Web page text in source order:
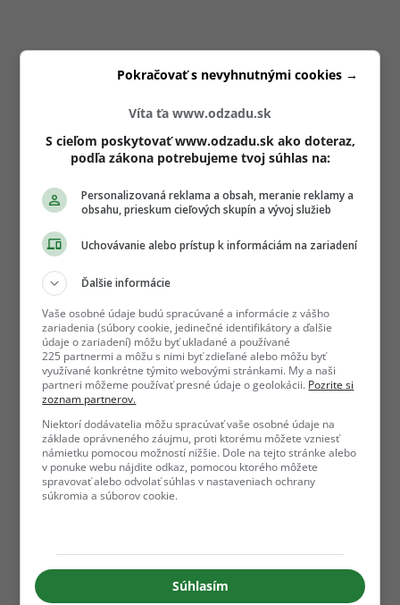
Víta ťa www.odzadu.sk
S cieľom poskytovať www.odzadu.sk ako doteraz,
podľa zákona potrebujeme tvoj súhlas na:
Personalizovaná reklama a obsah, meranie reklamy a
obsahu, prieskum cieľových skupín a vývoj služieb
Uchovávanie alebo prístup k informáciám na zariadení
Ďalšie informácie
Vaše osobné údaje budú spracúvané a informácie z vášho
zariadenia (súbory cookie, jedinečné identifikátory a ďalšie
údaje o zariadení) môžu byť ukladané a používané
225 partnermi a môžu s nimi byť zdieľané alebo môžu byť
využívané konkrétne týmito webovými stránkami. My a naši
partneri môžeme používať presné údaje o geolokácii. Pozrite si
zoznam partnerov.
Niektorí dodávatelia môžu spracúvať vaše osobné údaje na
základe oprávneného záujmu, proti ktorému môžete vzniesť
námietku pomocou možností nižšie. Dole na tejto stránke alebo
v ponuke webu nájdite odkaz, pomocou ktorého môžete
spravovať alebo odvolať súhlas v nastaveniach ochrany
súkromia a súborov cookie.
Súhlasím
Pokračovať s nevyhnutnými cookies →